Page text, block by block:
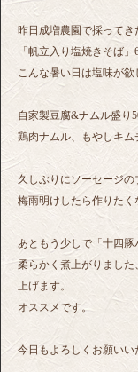
昨日成増農園で採って
「帆立入り塩焼きそば」
こんな暑い日は塩味が
自家製豆腐&ナムル盛り
鶏肉ナムル、もやしキム
久しぶりにソーセージの
梅雨明けしたら作りたく
あともう少しで「十四豚
柔らかく煮上がりまし
上げます。
オススメです。
今日もよろしくお願いい